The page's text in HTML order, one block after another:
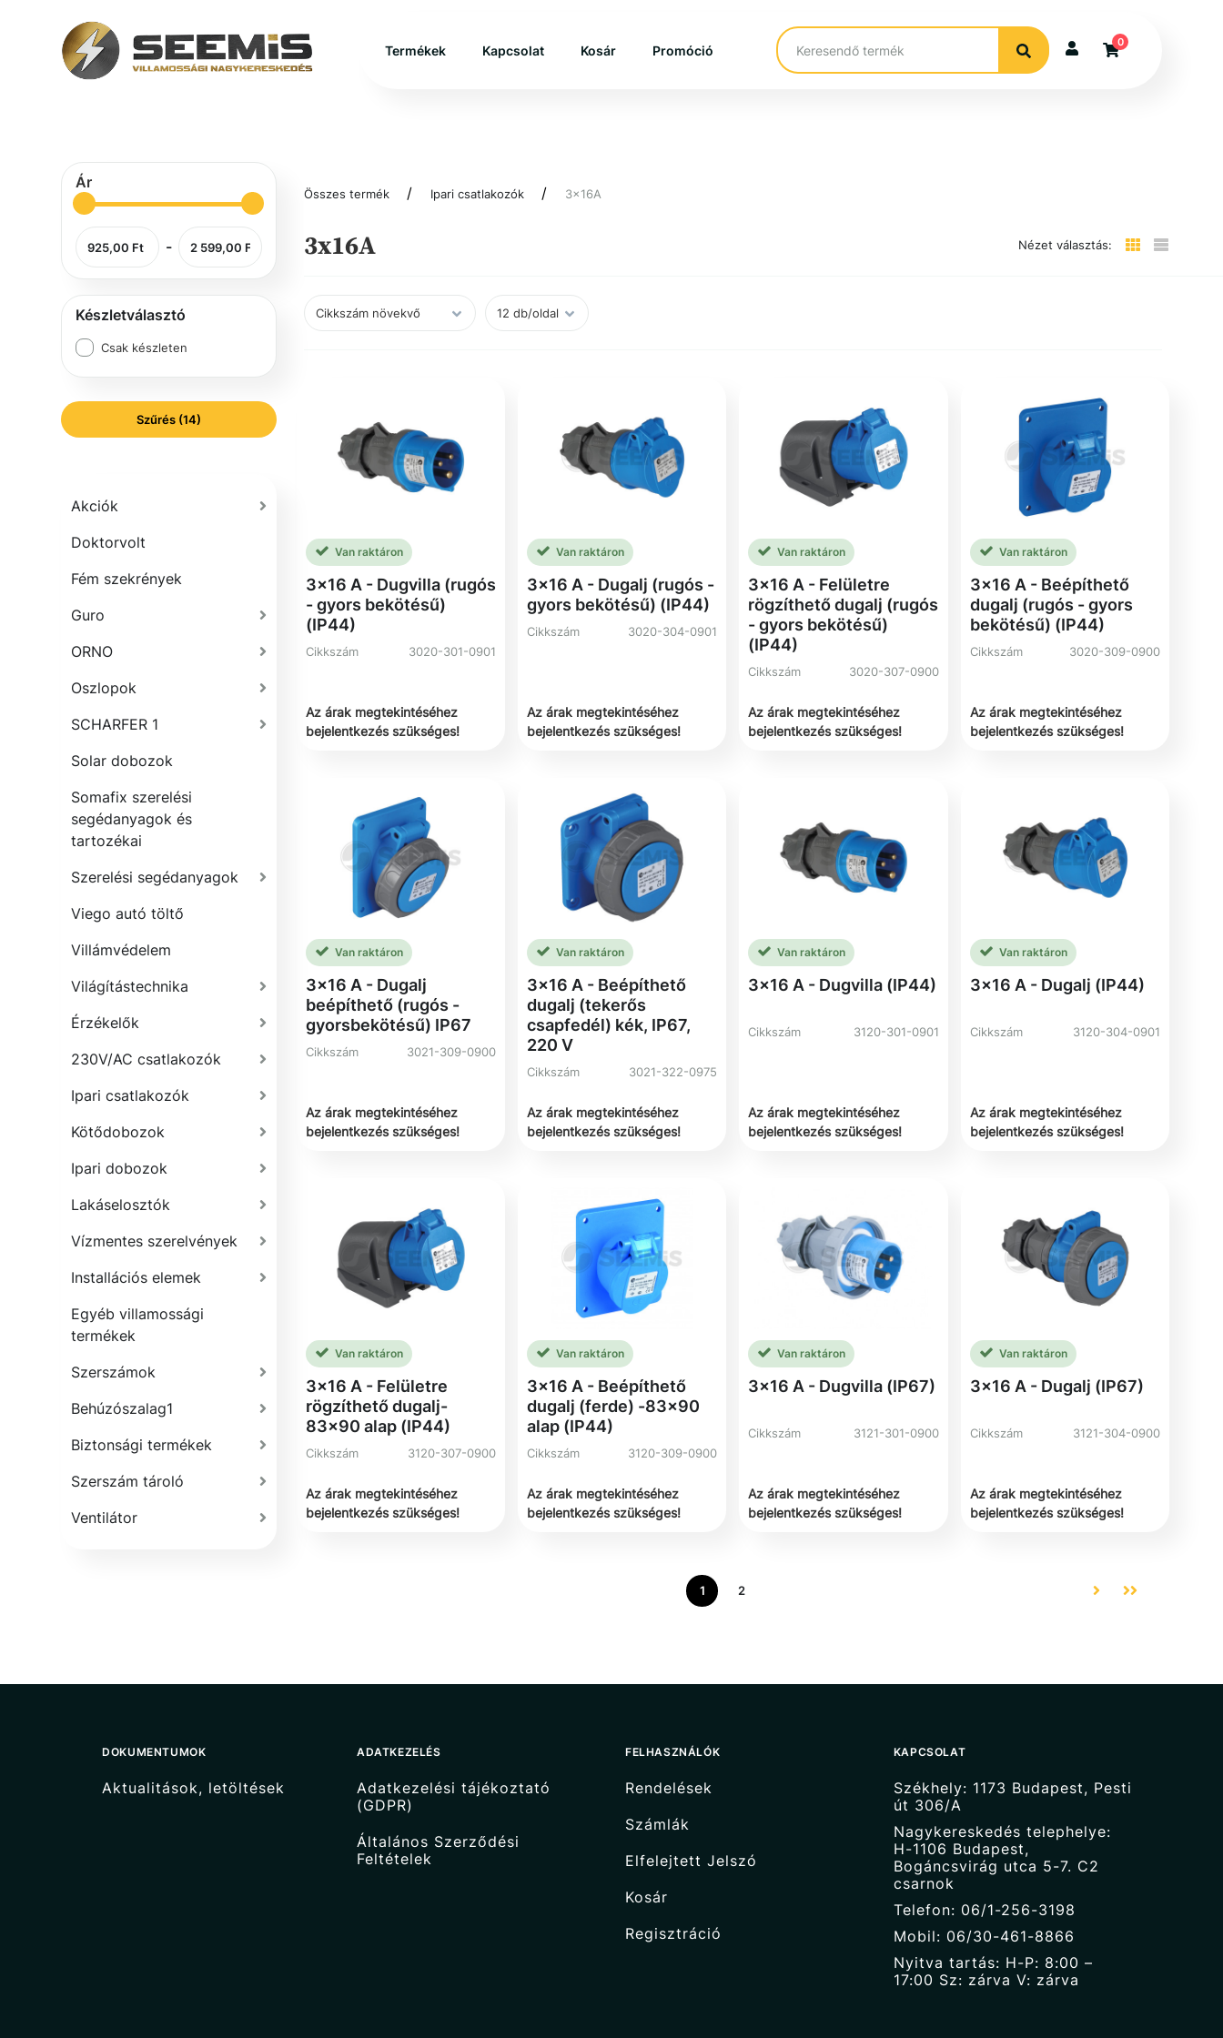
Termékek Kapcsolat Kosár Promóció
0
Ár
-
Készletválasztó
Csak készleten
Szűrés (14)
Akciók
Doktorvolt
Fém szekrények
Guro
ORNO
Oszlopok
SCHARFER 1
Solar dobozok
Somafix szerelési
segédanyagok és
tartozékai
Szerelési segédanyagok
Viego autó töltő
Villámvédelem
Világítástechnika
Érzékelők
230V/AC csatlakozók
Ipari csatlakozók
Kötődobozok
Ipari dobozok
Lakáselosztók
Vízmentes szerelvények
Installációs elemek
Egyéb villamossági
termékek
Szerszámok
Behúzószalag1
Biztonsági termékek
Szerszám tároló
Ventilátor
Összes termék Ipari csatlakozók 3x16A
3x16A Nézet választás:
Van raktáron
3x16 A - Dugvilla (rugós
- gyors bekötésű)
(IP44)
Cikkszám 3020-301-0901
Az árak megtekintéséhez
bejelentkezés szükséges!
Van raktáron
3x16 A - Dugalj (rugós -
gyors bekötésű) (IP44)
Cikkszám 3020-304-0901
Az árak megtekintéséhez
bejelentkezés szükséges!
Van raktáron
3x16 A - Felületre
rögzíthető dugalj (rugós
- gyors bekötésű)
(IP44)
Cikkszám 3020-307-0900
Az árak megtekintéséhez
bejelentkezés szükséges!
Van raktáron
3x16 A - Beépíthető
dugalj (rugós - gyors
bekötésű) (IP44)
Cikkszám 3020-309-0900
Az árak megtekintéséhez
bejelentkezés szükséges!
Van raktáron
3x16 A - Dugalj
beépíthető (rugós -
gyorsbekötésű) IP67
Cikkszám 3021-309-0900
Az árak megtekintéséhez
bejelentkezés szükséges!
Van raktáron
3x16 A - Beépíthető
dugalj (tekerős
csapfedél) kék, IP67,
220 V
Cikkszám 3021-322-0975
Az árak megtekintéséhez
bejelentkezés szükséges!
Van raktáron
3x16 A - Dugvilla (IP44)
Cikkszám 3120-301-0901
Az árak megtekintéséhez
bejelentkezés szükséges!
Van raktáron
3x16 A - Dugalj (IP44)
Cikkszám 3120-304-0901
Az árak megtekintéséhez
bejelentkezés szükséges!
Van raktáron
3x16 A - Felületre
rögzíthető dugalj-
83x90 alap (IP44)
Cikkszám 3120-307-0900
Az árak megtekintéséhez
bejelentkezés szükséges!
Van raktáron
3x16 A - Beépíthető
dugalj (ferde) -83x90
alap (IP44)
Cikkszám 3120-309-0900
Az árak megtekintéséhez
bejelentkezés szükséges!
Van raktáron
3x16 A - Dugvilla (IP67)
Cikkszám 3121-301-0900
Az árak megtekintéséhez
bejelentkezés szükséges!
Van raktáron
3x16 A - Dugalj (IP67)
Cikkszám 3121-304-0900
Az árak megtekintéséhez
bejelentkezés szükséges!
1 2
DOKUMENTUMOK
Aktualitások, letöltések
ADATKEZELÉS
Adatkezelési tájékoztató
(GDPR)
Általános Szerződési
Feltételek
FELHASZNÁLÓK
Rendelések
Számlák
Elfelejtett Jelszó
Kosár
Regisztráció
KAPCSOLAT
Székhely: 1173 Budapest, Pesti
út 306/A
Nagykereskedés telephelye:
H-1106 Budapest,
Bogáncsvirág utca 5-7. C2
csarnok
Telefon: 06/1-256-3198
Mobil: 06/30-461-8866
Nyitva tartás: H-P: 8:00 –
17:00 Sz: zárva V: zárva